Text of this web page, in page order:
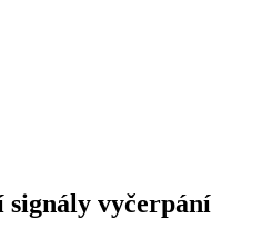
vyčerpání